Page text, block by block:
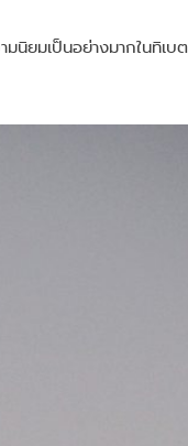
มนิยมเป็นอย่างมากใน